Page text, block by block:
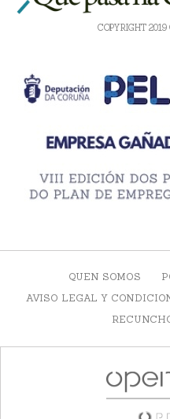
COPYRIGHT 2019
QUEN SOMOS
AVISO LEGAL Y